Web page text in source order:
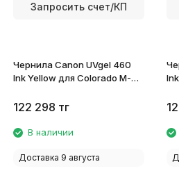
Запросить счет/КП
Чернила Canon UVgel 460
Ink Yellow для Colorado M-
122 298 тг
В наличии
Доставка 9 августа